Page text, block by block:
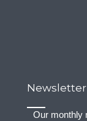
Our monthly